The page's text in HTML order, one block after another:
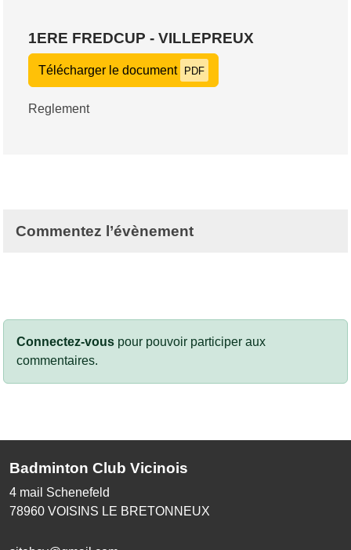
1ERE FREDCUP - VILLEPREUX
Télécharger le document PDF
Reglement
Commentez l’évènement
Connectez-vous pour pouvoir participer aux
commentaires.
Badminton Club Vicinois
4 mail Schenefeld
78960 VOISINS LE BRETONNEUX